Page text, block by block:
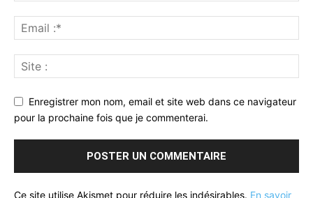
Enregistrer mon nom, email et site web dans ce navigateur
pour la prochaine fois que je commenterai.
Ce site utilise Akismet pour réduire les indésirables. En savoir